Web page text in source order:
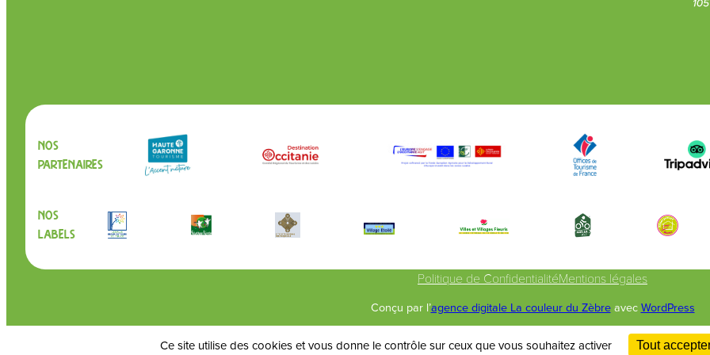
Ce site utilise des cookies et vous donne le contrôle sur ceux que vous souhaitez activer Tout
Nos
partenaires
Nos
labels
Politique de ConfidentialitéMentions légales
Conçu par l’agence digitale La couleur du Zèbreavec WordPress